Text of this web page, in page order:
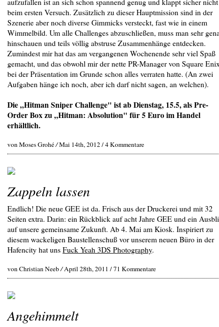
beim ersten Versuch. Zusätzlich zu dieser Hauptmission sind in der
Szenerie aber noch diverse Gimmicks versteckt, fast wie in einem
Wimmelbild. Um alle Challenges abzuschließen, muss man sehr
hinschauen und teils völlig abstruse Zusammenhänge entdecken.
Zumindest mir hat das am vergangenen Wochenende sehr viel Spaß
gemacht, und das obwohl mir der nette PR-Manager von Square
bei der Präsentation im Grunde schon alles verraten hatte. (An zwei
Aufgaben hänge ich noch, aber ich darf nicht sagen, an welchen).
Die „Hitman Sniper Challenge" ist ab Dienstag, 15.5, als Pre-
Order Box zu „Hitman: Absolution" für 5 Euro im Handel
erhältlich.
von Moses Grohé/Mai 14th, 2012 /4 Kommentare
Zappeln lassen
Endlich! Die neue GEE ist da. Frisch aus der Druckerei und mit 32
Seiten extra. Darin: ein Rückblick auf acht Jahre GEE und ein
auf unsere gemeinsame Zukunft. Ab 4. Mai am Kiosk. Inspiriert zu
diesem wackeligen Baustellenschuß vor unserem neuen Büro in der
Hafencity hat unsFuck Yeah 3DS Photography.
von Christian Neeb/April 28th, 2011 /71 Kommentare
Angehimmelt